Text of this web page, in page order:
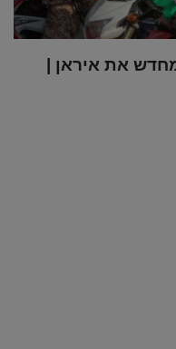
את איראן |